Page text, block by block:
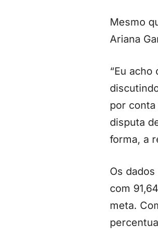
Mesmo
Ariana
“Eu
por
disputa
forma, a
Os
com
meta.